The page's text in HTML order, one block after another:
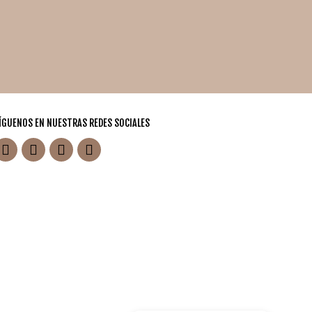
EN NUESTRAS REDES SOCIALES